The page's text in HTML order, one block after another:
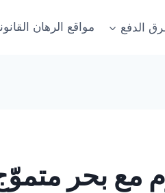
الدفع مواقع الرهان
مع بحر